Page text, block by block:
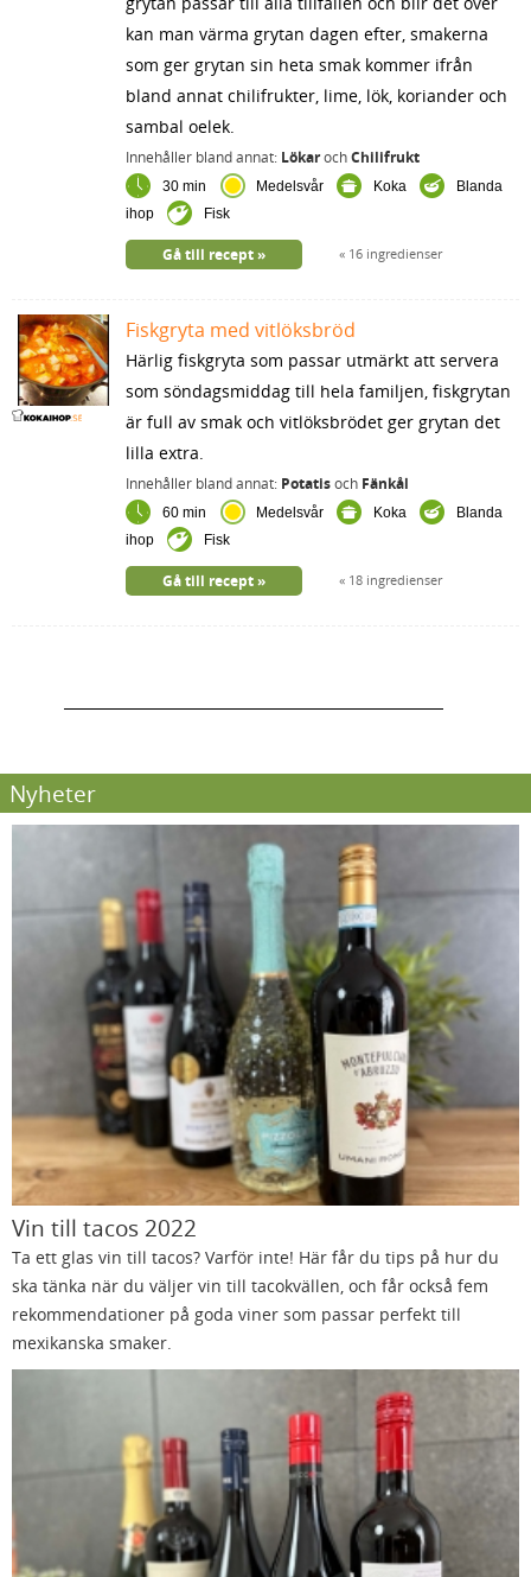
kan man värma grytan dagen efter, smakerna
som ger grytan sin heta smak kommer ifrån
bland annat chilifrukter, lime, lök, koriander och
sambal oelek.
Innehåller bland annat: LökarochChilifrukt
30 min Medelsvår Koka
Blanda
ihop
Fisk
16 ingredienser
Gå till recept
Fiskgryta med vitlöksbröd
Härlig fiskgryta som passar utmärkt att servera
som söndagsmiddag till hela familjen, fiskgrytan
är full av smak och vitlöksbrödet ger grytan det
lilla extra.
Innehåller bland annat: Potatisoch Fänkål
60 min Medelsvår Koka
Blanda
ihop
Fisk
18 ingredienser
Gå till recept
Nyheter
Vin till tacos 2022
Ta ett glas vin till tacos? Varför inte! Här får du tips på hur du
ska tänka när du väljer vin till tacokvällen, och får också fem
rekommendationer på goda viner som passar perfekt till
mexikanska smaker.